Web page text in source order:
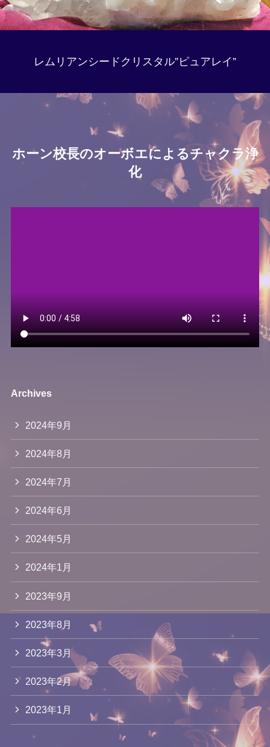
レムリアンシードクリスタル”ピュアレイ”
ホーン校長のオーボエによるチャクラ浄
化
Archives
2024年9月
2024年8月
2024年7月
2024年6月
2024年5月
2024年1月
2023年9月
2023年8月
2023年3月
2023年2月
2023年1月